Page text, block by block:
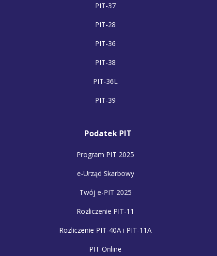
PIT-37
PIT-28
PIT-36
PIT-38
PIT-36L
PIT-39
Podatek PIT
Program PIT 2025
e-Urząd Skarbowy
Twój e-PIT 2025
Rozliczenie PIT-11
Rozliczenie PIT-40A i PIT-11A
PIT Online